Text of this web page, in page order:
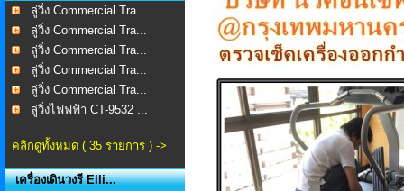
ลู่วิ่ง Commercial Tra...
ลู่วิ่ง Commercial Tra...
ลู่วิ่ง Commercial Tra...
ลู่วิ่ง Commercial Tra...
ลู่วิ่ง Commercial Tra...
ลู่วิ่งไฟฟฟ้า CT-9532 ...
คลิกดูทั้งหมด ( 35 รายการ ) ->
เครื่องเดินวงรี Elli...